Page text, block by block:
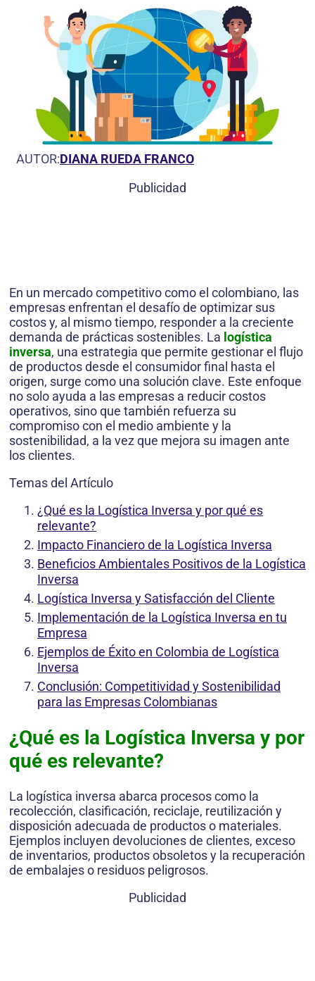
AUTOR:DIANA RUEDA FRANCO
Publicidad
En un mercado competitivo como el colombiano, las
empresas enfrentan el desafío de optimizar sus
costos y, al mismo tiempo, responder a la creciente
demanda de prácticas sostenibles. La logística
inversa, una estrategia que permite gestionar el flujo
de productos desde el consumidor final hasta el
origen, surge como una solución clave. Este enfoque
no solo ayuda a las empresas a reducir costos
operativos, sino que también refuerza su
compromiso con el medio ambiente y la
sostenibilidad, a la vez que mejora su imagen ante
los clientes.
Temas del Artículo
¿Qué es la Logística Inversa y por qué es
relevante?
Impacto Financiero de la Logística Inversa
Beneficios Ambientales Positivos de la Logística
Inversa
Logística Inversa y Satisfacción del Cliente
Implementación de la Logística Inversa en tu
Empresa
Ejemplos de Éxito en Colombia de Logística
Inversa
Conclusión: Competitividad y Sostenibilidad
para las Empresas Colombianas
¿Qué es la Logística Inversa y por
qué es relevante?
La logística inversa abarca procesos como la
recolección, clasificación, reciclaje, reutilización y
disposición adecuada de productos o materiales.
Ejemplos incluyen devoluciones de clientes, exceso
de inventarios, productos obsoletos y la recuperación
de embalajes o residuos peligrosos.
Publicidad